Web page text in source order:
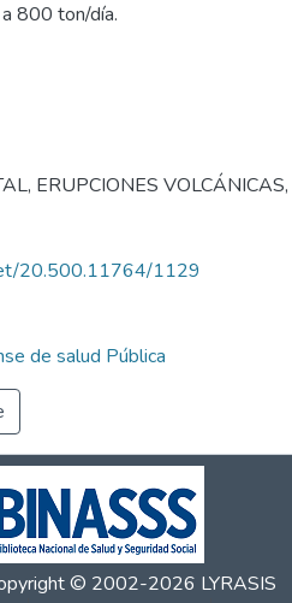
800 ton/día.
, ERUPCIONES VOLCÁNICAS,
20.500.11764/1129
de salud Pública
© 2002-2026 LYRASIS